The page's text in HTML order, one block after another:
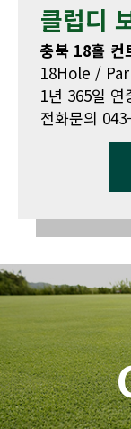
클럽디
충북 18홀 컨
18Hole /
1년 365일 연
전화문의